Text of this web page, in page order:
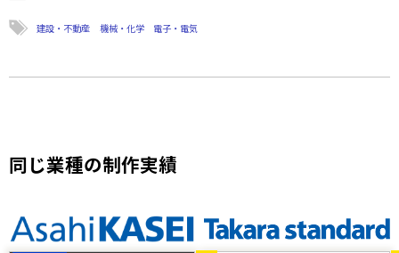
建設・不動産 機械・化学 電子・電気
同じ業種の制作実績